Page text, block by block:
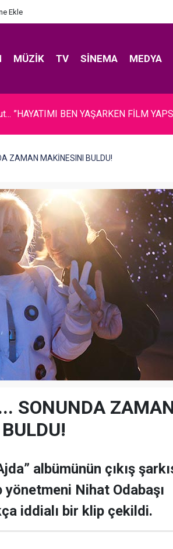
Ekle
MÜZIK TV SINEMA MEDYA
”HAYATIMI BEN YAŞARKEN FİLM
ZAMAN MAKİNESINI BULDU!
SONUNDA
albümünün çıkış
yönetmeni Nihat Odabaşı
iddialı bir klip çekildi.